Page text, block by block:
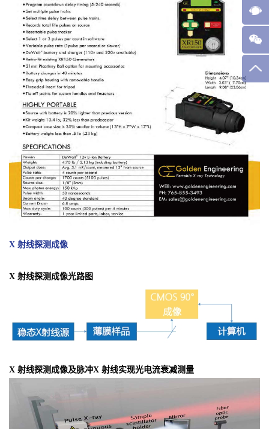
X 射线探测成像
X 射线探测成像光路图
X 射线探测成像及脉冲X 射线实现光电流衰减测量